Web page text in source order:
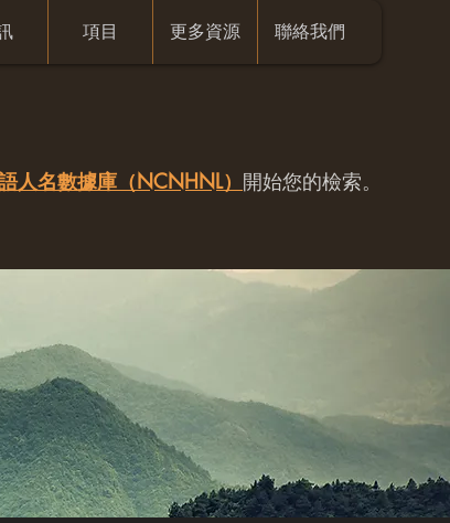
項目 更多資源 聯絡我們
人名數據庫（NCNHNL） 開始您的檢索。